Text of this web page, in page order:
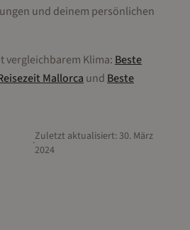
und deinem persönlichen
vergleichbarem Klima: Beste
Mallorca und Beste
·Zuletzt aktualisiert: 30. März
2024